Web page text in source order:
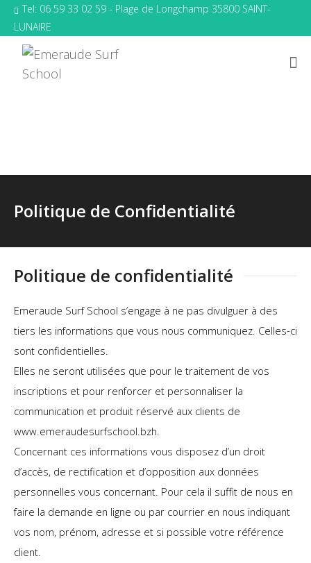
Tel: 06 59 33 02 59 - Plage de Longchamp 35800 SAINT-
LUNAIRE
Politique de Confidentialité
Politique de confidentialité
Emeraude Surf School s’engage à ne pas divulguer à des
tiers les informations que vous nous communiquez. Celles-ci
sont confidentielles.
Elles ne seront utilisées que pour le traitement de vos
inscriptions et pour renforcer et personnaliser la
communication et produit réservé aux clients de
www.emeraudesurfschool.bzh.
Concernant ces informations vous disposez d’un droit
d’accès, de rectification et d’opposition aux données
personnelles vous concernant. Pour cela il suffit de nous en
faire la demande en ligne ou par courrier en nous indiquant
vos nom, prénom, adresse et si possible votre référence
client.